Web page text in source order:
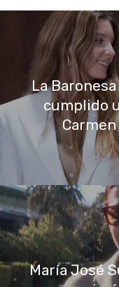
La
cumplido
María José